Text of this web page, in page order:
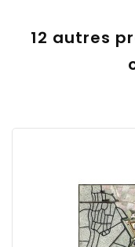
12 autres